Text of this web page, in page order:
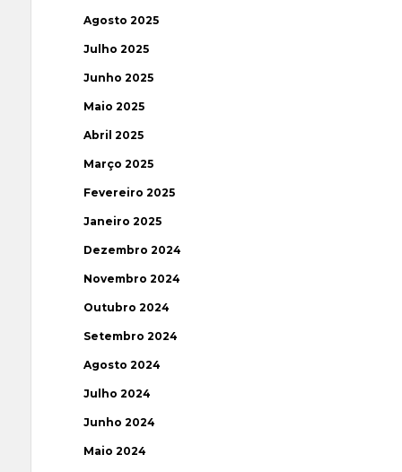
Agosto 2025
Julho 2025
Junho 2025
Maio 2025
Abril 2025
Março 2025
Fevereiro 2025
Janeiro 2025
Dezembro 2024
Novembro 2024
Outubro 2024
Setembro 2024
Agosto 2024
Julho 2024
Junho 2024
Maio 2024